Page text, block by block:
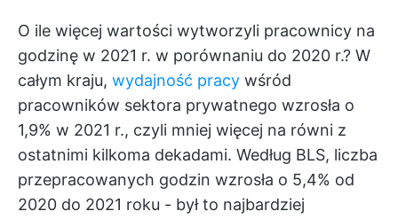
O ile więcej wartości wytworzyli pracownicy na
godzinę w 2021 r. w porównaniu do 2020 r.? W
całym kraju, wydajność pracy wśród
pracowników sektora prywatnego wzrosła o
1,9% w 2021 r., czyli mniej więcej na równi z
ostatnimi kilkoma dekadami. Według BLS, liczba
przepracowanych godzin wzrosła o 5,4% od
2020 do 2021 roku - był to najbardziej